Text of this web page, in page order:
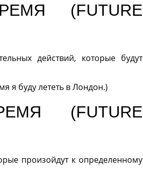
(FUTURE
действий, которые будут
я буду лететь в Лондон.)
(FUTURE
произойдут к определенному